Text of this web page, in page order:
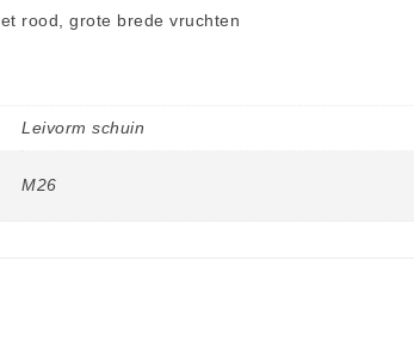
rood, grote brede vruchten
Leivorm schuin
M26